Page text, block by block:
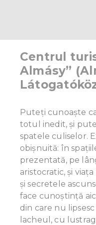
Centrul
Almásy”
Puteți cunoaște
totul inedit, și
spatele culiselor.
obișnuită: în
prezentată, pe
aristocratic, și
și secretele
face cunoștință
din care nu
lacheul, cu